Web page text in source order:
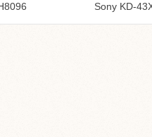
Sony KD-